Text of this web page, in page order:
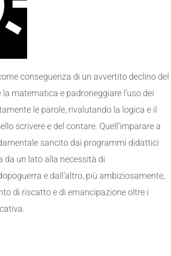
conseguenza di un avvertito declino del
matematica e padroneggiare l’uso dei
le parole, rivalutando la logica e il
scrivere e del contare. Quell’imparare a
sancito dai programmi didattici
da un lato alla necessità di
e dall’altro, più ambiziosamente,
di riscatto e di emancipazione oltre i